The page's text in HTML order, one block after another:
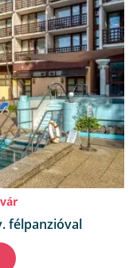
félpanzióval